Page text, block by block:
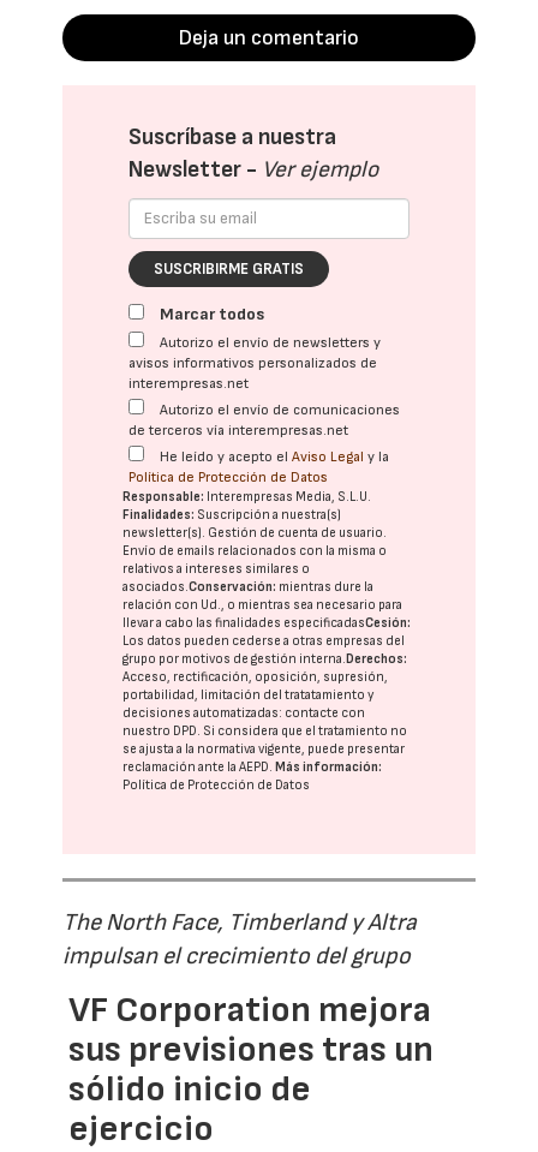
Deja un comentario
Suscríbase a nuestra
Newsletter - Ver ejemplo
SUSCRIBIRME GRATIS
Marcar todos
Autorizo el envío de newsletters y
avisos informativos personalizados de
interempresas.net
Autorizo el envío de comunicaciones
de terceros vía interempresas.net
He leído y acepto elAviso Legal y la
Política de Protección de Datos
Responsable: Interempresas Media, S.L.U.
Finalidades: Suscripción a nuestra(s)
newsletter(s). Gestión de cuenta de usuario.
Envío de emails relacionados con la misma o
relativos a intereses similares o
asociados.Conservación: mientras dure la
relación con Ud., o mientras sea necesario para
llevar a cabo las finalidades especificadasCesión:
Los datos pueden cederse a otras empresas del
grupo por motivos de gestión interna.Derechos:
Acceso, rectificación, oposición, supresión,
portabilidad, limitación del tratatamiento y
decisiones automatizadas: contacte con
nuestro DPD. Si considera que el tratamiento no
se ajusta a la normativa vigente, puede presentar
reclamación ante laAEPD.Más información:
Política de Protección de Datos
The North Face, Timberland y Altra
impulsan el crecimiento del grupo
VF Corporation mejora
sus previsiones tras un
sólido inicio de
ejercicio